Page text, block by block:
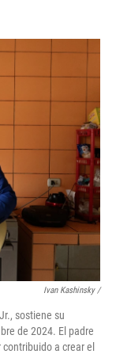
Ivan Kashinsky/
sostiene su
de 2024. El padre
a crear el